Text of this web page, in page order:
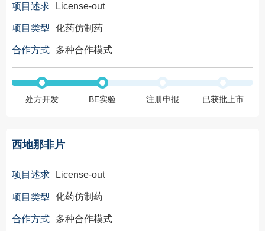
项目述求 License-out
项目类型 化药仿制药
合作方式 多种合作模式
处方开发 BE实验 注册申报 已获批上市
西地那非片
项目述求 License-out
项目类型 化药仿制药
合作方式 多种合作模式